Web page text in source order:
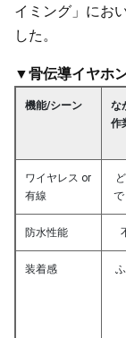
イミング」にお
した。
▼骨伝導イヤホ
機能/シーン
な
作
ワイヤレス or
有線
で
防水性能
装着感